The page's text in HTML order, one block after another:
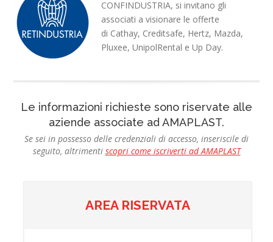
CONFINDUSTRIA, si invitano gli
associati a visionare le offerte
di Cathay, Creditsafe, Hertz, Mazda,
Pluxee, UnipolRental e Up Day.
Le informazioni richieste sono riservate alle
aziende associate ad AMAPLAST.
Se sei in possesso delle credenziali di accesso, inseriscile di
seguito, altrimenti scopri come iscriverti ad AMAPLAST
AREA RISERVATA